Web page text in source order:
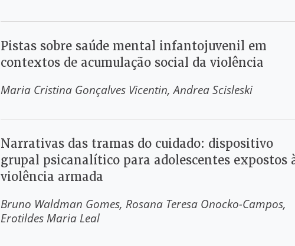
Pistas sobre saúde mental infantojuvenil em
contextos de acumulação social da violência
Maria Cristina Gonçalves Vicentin Andrea Scisleski
Narrativas das tramas do cuidado: dispositivo
grupal psicanalítico para adolescentes expostos
violência armada
Bruno Waldman Gomes Rosana Teresa Onocko-Campos
Erotildes Maria Leal